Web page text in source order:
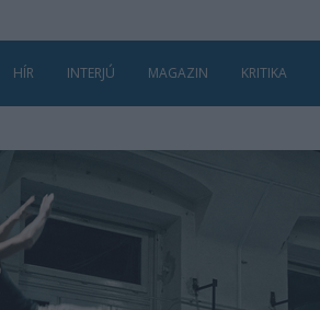
HÍR INTERJÚ MAGAZIN KRITIKA